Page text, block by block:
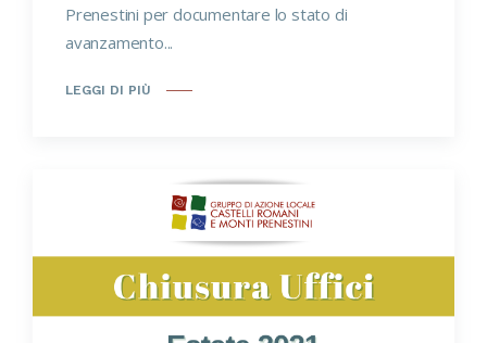
Prenestini per documentare lo stato di
avanzamento...
LEGGI DI PIÙ